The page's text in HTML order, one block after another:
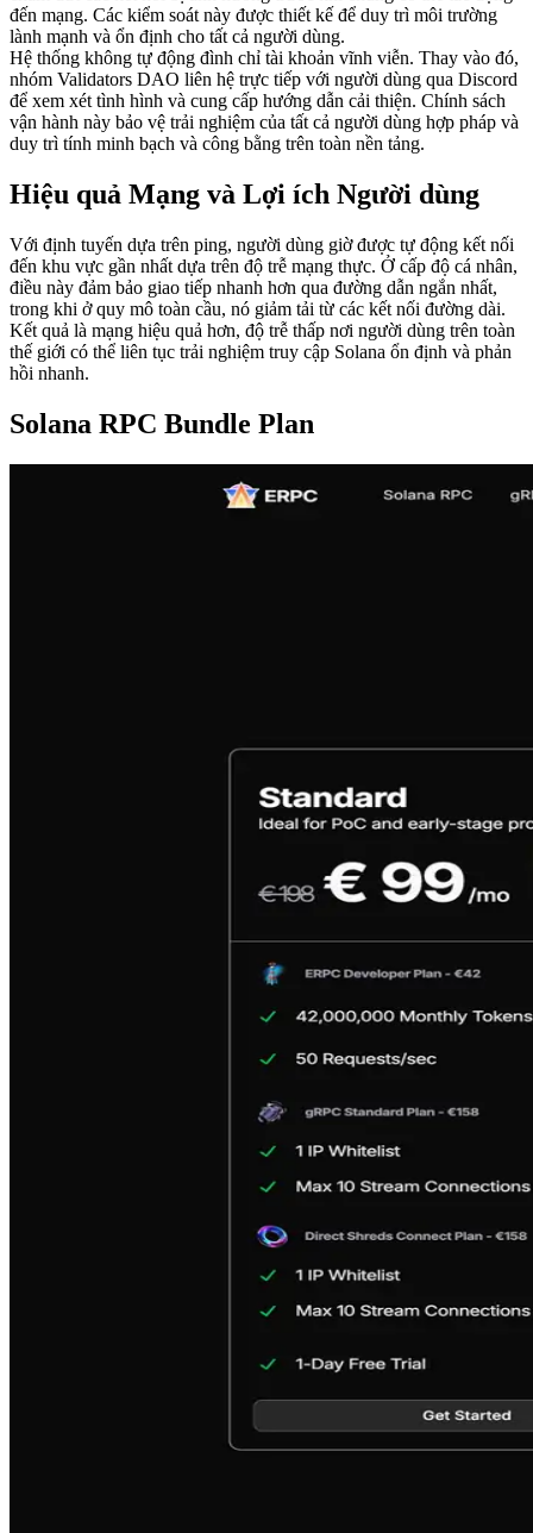
đến mạng. Các kiểm soát này được thiết kế để duy trì môi trường
lành mạnh và ổn định cho tất cả người dùng.
Hệ thống không tự động đình chỉ tài khoản vĩnh viễn. Thay vào đó,
nhóm Validators DAO liên hệ trực tiếp với người dùng qua Discord
để xem xét tình hình và cung cấp hướng dẫn cải thiện. Chính sách
vận hành này bảo vệ trải nghiệm của tất cả người dùng hợp pháp và
duy trì tính minh bạch và công bằng trên toàn nền tảng.
Hiệu quả Mạng và Lợi ích Người dùng
Với định tuyến dựa trên ping, người dùng giờ được tự động kết nối
đến khu vực gần nhất dựa trên độ trễ mạng thực. Ở cấp độ cá nhân,
điều này đảm bảo giao tiếp nhanh hơn qua đường dẫn ngắn nhất,
trong khi ở quy mô toàn cầu, nó giảm tải từ các kết nối đường dài.
Kết quả là mạng hiệu quả hơn, độ trễ thấp nơi người dùng trên toàn
thế giới có thể liên tục trải nghiệm truy cập Solana ổn định và phản
hồi nhanh.
Solana RPC Bundle Plan